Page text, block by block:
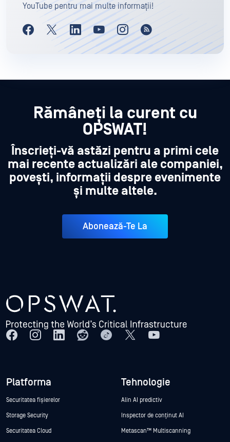
YouTube pentru mai multe informații!
Rămâneți la curent cu
OPSWAT!
Înscrieți-vă astăzi pentru a primi cele
mai recente actualizări ale companiei,
povești, informații despre evenimente
și multe altele.
Abonează-Te La
Platforma
Securitatea fișierelor
Storage Security
Securitatea Cloud
Tehnologie
Alin AI predictiv
Inspector de conținut AI
Metascan™ Multiscanning